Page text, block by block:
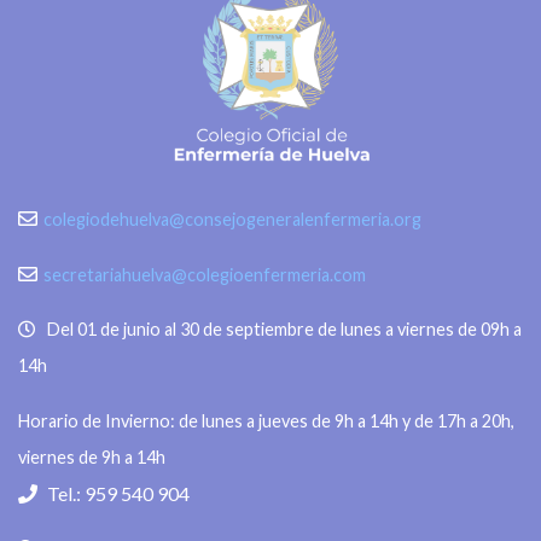
colegiodehuelva@consejogeneralenfermeria.org
secretariahuelva@colegioenfermeria.com
Del 01 de junio al 30 de septiembre de lunes a viernes de 09h a
14h
Horario de Invierno: de lunes a jueves de 9h a 14h y de 17h a 20h,
viernes de 9h a 14h
Tel.: 959 540 904